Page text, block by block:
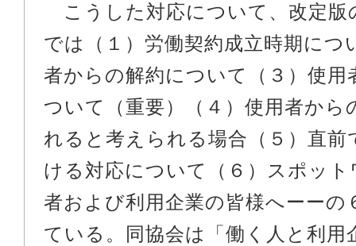
こうした対応について、改定版
では（１）労働契約成立時期につ
者からの解約について（３）使用
ついて（重要）（４）使用者から
れると考えられる場合（５）直前
ける対応について（６）スポット
者および利用企業の皆様へーーの
ている。同協会は「働く人と利用